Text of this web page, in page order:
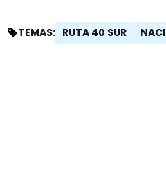
TEMAS: RUTA 40 SUR